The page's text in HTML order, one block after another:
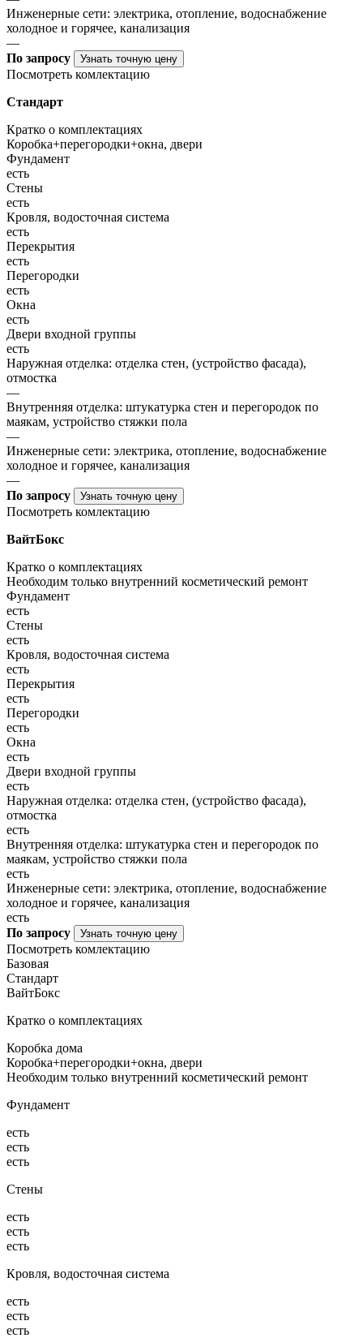
Инженерные сети: электрика, отопление, водоснабжение
холодное и горячее, канализация
—
По запросу
Узнать точную цену
Посмотреть комлектацию
Стандарт
Кратко о комплектациях
Коробка+перегородки+окна, двери
Фундамент
есть
Стены
есть
Кровля, водосточная система
есть
Перекрытия
есть
Перегородки
есть
Окна
есть
Двери входной группы
есть
Наружная отделка: отделка стен, (устройство фасада),
отмостка
—
Внутренняя отделка: штукатурка стен и перегородок по
маякам, устройство стяжки пола
—
Инженерные сети: электрика, отопление, водоснабжение
холодное и горячее, канализация
—
По запросу
Узнать точную цену
Посмотреть комлектацию
ВайтБокс
Кратко о комплектациях
Необходим только внутренний косметический ремонт
Фундамент
есть
Стены
есть
Кровля, водосточная система
есть
Перекрытия
есть
Перегородки
есть
Окна
есть
Двери входной группы
есть
Наружная отделка: отделка стен, (устройство фасада),
отмостка
есть
Внутренняя отделка: штукатурка стен и перегородок по
маякам, устройство стяжки пола
есть
Инженерные сети: электрика, отопление, водоснабжение
холодное и горячее, канализация
есть
По запросу
Узнать точную цену
Посмотреть комлектацию
Базовая
Стандарт
ВайтБокс
Кратко о комплектациях
Коробка дома
Коробка+перегородки+окна, двери
Необходим только внутренний косметический ремонт
Фундамент
есть
есть
есть
Стены
есть
есть
есть
Кровля, водосточная система
есть
есть
есть